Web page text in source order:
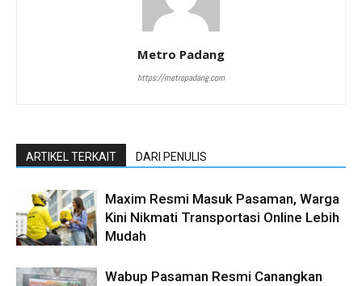
Metro Padang
https://metropadang.com
ARTIKEL TERKAIT DARI PENULIS
Maxim Resmi Masuk Pasaman, Warga
Kini Nikmati Transportasi Online Lebih
Mudah
Wabup Pasaman Resmi Canangkan